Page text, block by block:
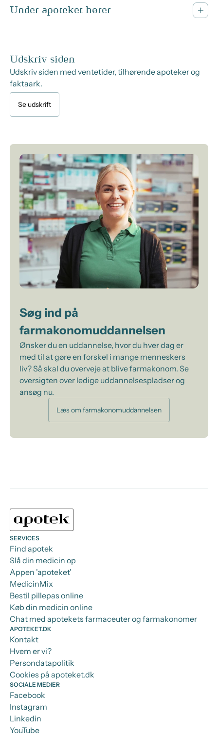
Under apoteket hører
Udskriv siden
Udskriv siden med ventetider, tilhørende apoteker og
faktaark.
Se udskrift
Søg ind på
farmakonomuddannelsen
Ønsker du en uddannelse, hvor du hver dag er
med til at gøre en forskel i mange menneskers
liv? Så skal du overveje at blive farmakonom. Se
oversigten over ledige uddannelsespladser og
ansøg nu.
Læs om farmakonomuddannelsen
SERVICES
Find apotek
Slå din medicin op
Appen 'apoteket'
MedicinMix
Bestil pillepas online
Køb din medicin online
Chat med apotekets farmaceuter og farmakonomer
APOTEKET.DK
Kontakt
Hvem er vi?
Persondatapolitik
Cookies på apoteket.dk
SOCIALE MEDIER
Facebook
Instagram
Linkedin
YouTube